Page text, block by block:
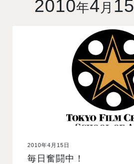
オープンキャンパス
訪問者別メニュー
2010年4 月 15
2010年4月15日
毎日奮闘中！